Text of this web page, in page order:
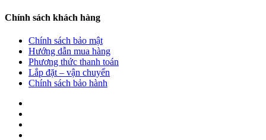
Chính sách khách hàng
Chính sách bảo mật
Hướng dẫn mua hàng
Phương thức thanh toán
Lắp đặt – vận chuyển
Chính sách bảo hành